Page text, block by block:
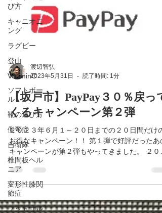
び方
キャニオニ
ング
ラグビー
登山
VitaminC
ソフトボー
ル
靴の選び方
側弯症
自衛隊
椎間板ヘル
ニア
変形性膝関
節症
フットサル
渡辺智弘
2023年5月31日
読了時間: 1分
【坂戸市】PayPay３０％戻って
くるキャンペーン第２弾
２０２３年６月１～２０日までの２０日間だけの
お得なキャンペーン！！ 第１弾で好評だったあ
キャンペーンが第２弾もやってきました。 ２０
３年５月２６～３１日はフットラボのウェブスト
アにてセールを開催中ですが、６月１～２０日は
店舗でのお買い物もお得になります。...